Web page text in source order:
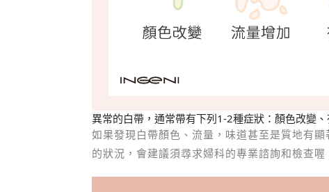
異常的白帶，通常帶有下列1-2種症狀：顏色改變
如果發現白帶顏色、流量，味道甚至是質地有
的狀況，會建議須尋求婦科的專業諮詢和檢查喔